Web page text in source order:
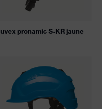
uvex pronamic S-KR jaune